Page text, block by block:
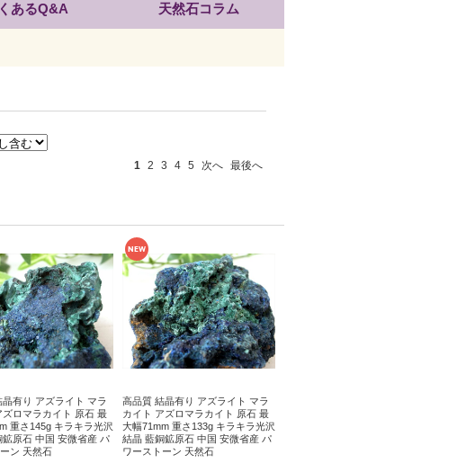
あるQ&A 天然石コラム
1 2 3 4 5 次へ 最後へ
有り アズライト マラ
ズロマラカイト 原石 最
重さ145g キラキラ光沢
鉱原石 中国 安微省産 パ
ン 天然石
高品質 結晶有り アズライト マラ
カイト アズロマラカイト 原石 最
大幅71mm 重さ133g キラキラ光沢
結晶 藍銅鉱原石 中国 安微省産 パ
ワーストーン 天然石